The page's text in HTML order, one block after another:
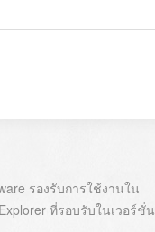
รองรับการใช้งานใน
ที่รอบรับในเวอร์ชั่น